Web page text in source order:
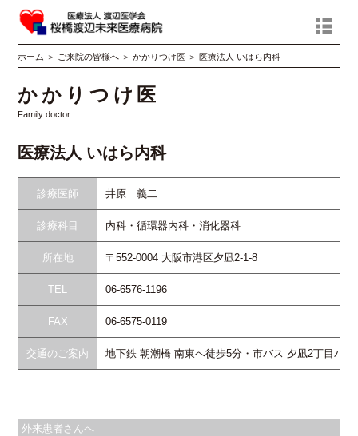
ホーム ＞ ご来院の皆様へ ＞かかりつけ医 ＞ 医療法人 いはら内科
かかりつけ医
Family doctor
医療法人 いはら内科
診療医師 井原 義二
診療科目 内科・循環器内科・消化器科
所在地 〒552-0004 大阪市港区夕凪2-1-8
TEL 06-6576-1196
FAX 06-6575-0119
交通のご案内 地下鉄 朝潮橋 南東へ徒歩5分・市バス 夕凪2丁目バス
外来患者さんへ